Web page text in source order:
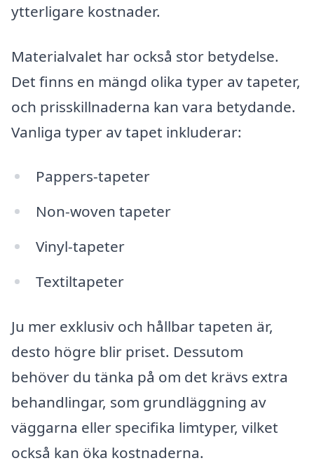
ytterligare kostnader.
Materialvalet har också stor betydelse.
Det finns en mängd olika typer av tapeter,
och prisskillnaderna kan vara betydande.
Vanliga typer av tapet inkluderar:
Pappers-tapeter
Non-woven tapeter
Vinyl-tapeter
Textiltapeter
Ju mer exklusiv och hållbar tapeten är,
desto högre blir priset. Dessutom
behöver du tänka på om det krävs extra
behandlingar, som grundläggning av
väggarna eller specifika limtyper, vilket
också kan öka kostnaderna.